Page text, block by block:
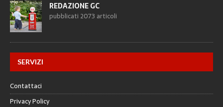
REDAZIONE GC
pubblicati 2073 articoli
SERVIZI
Contattaci
Privacy Policy